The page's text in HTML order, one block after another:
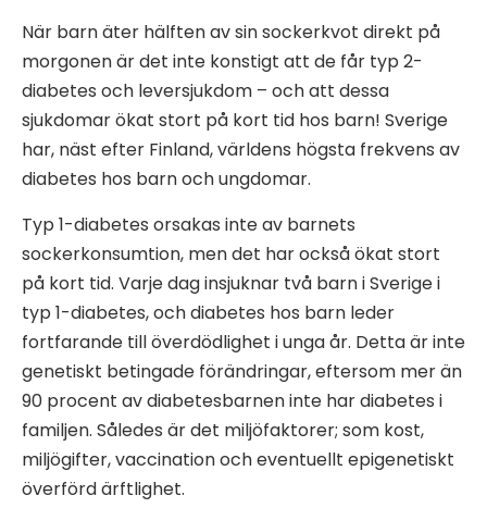
När barn äter hälften av sin sockerkvot direkt på
morgonen är det inte konstigt att de får typ 2-
diabetes och leversjukdom – och att dessa
sjukdomar ökat stort på kort tid hos barn! Sverige
har, näst efter Finland, världens högsta frekvens av
diabetes hos barn och ungdomar.
Typ 1-diabetes orsakas inte av barnets
sockerkonsumtion, men det har också ökat stort
på kort tid. Varje dag insjuknar två barn i Sverige i
typ 1-diabetes, och diabetes hos barn leder
fortfarande till överdödlighet i unga år. Detta är inte
genetiskt betingade förändringar, eftersom mer än
90 procent av diabetesbarnen inte har diabetes i
familjen. Således är det miljöfaktorer; som kost,
miljögifter, vaccination och eventuellt epigenetiskt
överförd ärftlighet.